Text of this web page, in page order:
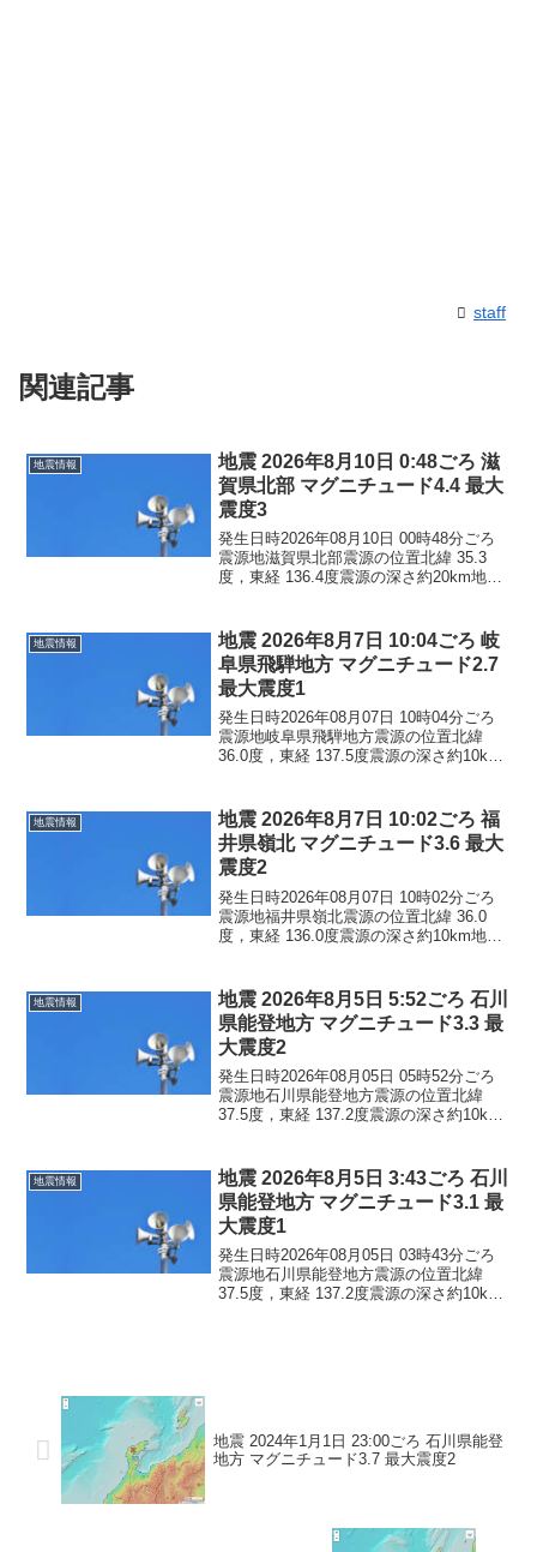
staff
関連記事
地震情報
地震 2026年8月10日 0:48ごろ 滋
賀県北部 マグニチュード4.4 最大
震度3
発生日時2026年08月10日 00時48分ごろ
震源地滋賀県北部震源の位置北緯 35.3
度，東経 136.4度震源の深さ約20km地震
せん。震度3岐阜県大垣市養老...
地震情報
地震 2026年8月7日 10:04ごろ 岐
阜県飛騨地方 マグニチュード2.7
最大震度1
発生日時2026年08月07日 10時04分ごろ
震源地岐阜県飛騨地方震源の位置北緯
36.0度，東経 137.5度震源の深さ約10km
りません。震度1岐阜県高山市
地震情報
地震 2026年8月7日 10:02ごろ 福
井県嶺北 マグニチュード3.6 最大
震度2
発生日時2026年08月07日 10時02分ごろ
震源地福井県嶺北震源の位置北緯 36.0
度，東経 136.0度震源の深さ約10km地震
せん。震度2福井県福井市鯖江...
地震情報
地震 2026年8月5日 5:52ごろ 石川
県能登地方 マグニチュード3.3 最
大震度2
発生日時2026年08月05日 05時52分ごろ
震源地石川県能登地方震源の位置北緯
37.5度，東経 137.2度震源の深さ約10km
りません。震度2石川県珠洲市...
地震情報
地震 2026年8月5日 3:43ごろ 石川
県能登地方 マグニチュード3.1 最
大震度1
発生日時2026年08月05日 03時43分ごろ
震源地石川県能登地方震源の位置北緯
37.5度，東経 137.2度震源の深さ約10km
地震 2024年1月1日 23:00ごろ 石川県能登
地方 マグニチュード3.7 最大震度2